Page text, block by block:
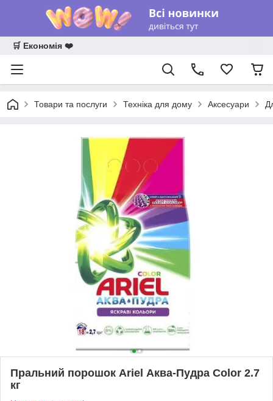
🛒 Економія ❤️
Товари та послуги Техніка для дому Аксесуари
Пральний порошок Ariel Аква-Пудра Color 2.7
кг